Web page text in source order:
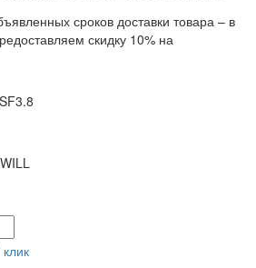
сроков доставки товара – в
скидку 10% на